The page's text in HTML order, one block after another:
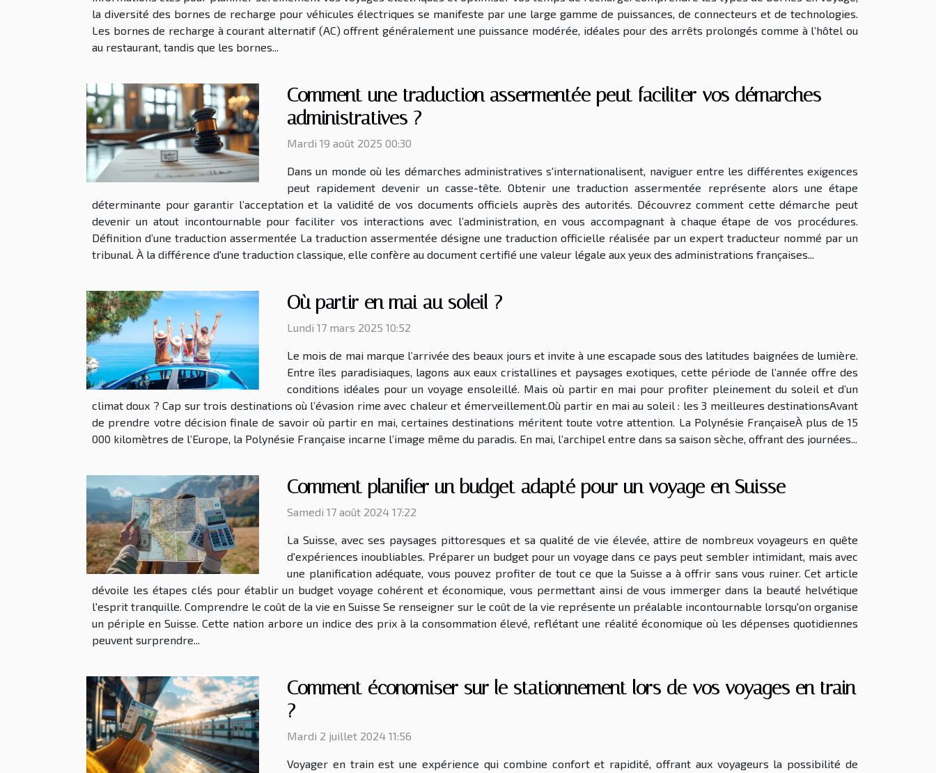
la diversité des bornes de recharge pour véhicules électriques se manifeste par une large gamme de puissances, de connecteurs et de technologies.
Les bornes de recharge à courant alternatif (AC) offrent généralement une puissance modérée, idéales pour des arrêts prolongés comme à l’hôtel ou
au restaurant, tandis que les bornes...
Comment une traduction assermentée peut faciliter vos démarches
administratives ?
Mardi 19 août 2025 00:30
Dans un monde où les démarches administratives s'internationalisent, naviguer entre les différentes exigences
peut rapidement devenir un casse-tête. Obtenir une traduction assermentée représente alors une étape
déterminante pour garantir l’acceptation et la validité de vos documents officiels auprès des autorités. Découvrez comment cette démarche peut
devenir un atout incontournable pour faciliter vos interactions avec l’administration, en vous accompagnant à chaque étape de vos procédures.
Définition d’une traduction assermentée La traduction assermentée désigne une traduction officielle réalisée par un expert traducteur nommé par un
tribunal. À la différence d'une traduction classique, elle confère au document certifié une valeur légale aux yeux des administrations françaises...
Où partir en mai au soleil ?
Lundi 17 mars 2025 10:52
Le mois de mai marque l’arrivée des beaux jours et invite à une escapade sous des latitudes baignées de lumière.
Entre îles paradisiaques, lagons aux eaux cristallines et paysages exotiques, cette période de l’année offre des
conditions idéales pour un voyage ensoleillé. Mais où partir en mai pour profiter pleinement du soleil et d’un
climat doux ? Cap sur trois destinations où l’évasion rime avec chaleur et émerveillement.Où partir en mai au soleil : les 3 meilleures destinationsAvant
de prendre votre décision finale de savoir où partir en mai, certaines destinations méritent toute votre attention. La Polynésie FrançaiseÀ plus de 15
000 kilomètres de l’Europe, la Polynésie Française incarne l’image même du paradis. En mai, l’archipel entre dans sa saison sèche, offrant des journées...
Comment planifier un budget adapté pour un voyage en Suisse
Samedi 17 août 2024 17:22
La Suisse, avec ses paysages pittoresques et sa qualité de vie élevée, attire de nombreux voyageurs en quête
d'expériences inoubliables. Préparer un budget pour un voyage dans ce pays peut sembler intimidant, mais avec
une planification adéquate, vous pouvez profiter de tout ce que la Suisse a à offrir sans vous ruiner. Cet article
dévoile les étapes clés pour établir un budget voyage cohérent et économique, vous permettant ainsi de vous immerger dans la beauté helvétique
l'esprit tranquille. Comprendre le coût de la vie en Suisse Se renseigner sur le coût de la vie représente un préalable incontournable lorsqu'on organise
un périple en Suisse. Cette nation arbore un indice des prix à la consommation élevé, reflétant une réalité économique où les dépenses quotidiennes
peuvent surprendre...
Comment économiser sur le stationnement lors de vos voyages en train
?
Mardi 2 juillet 2024 11:56
Voyager en train est une expérience qui combine confort et rapidité, offrant aux voyageurs la possibilité de